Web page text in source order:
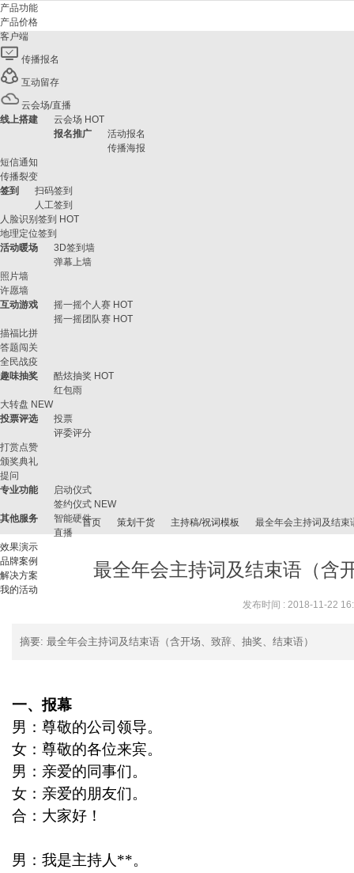
产品功能
产品价格
客户端
传播报名
互动留存
云会场/直播
线上搭建
云会场 HOT
报名推广
活动报名
传播海报
短信通知
传播裂变
签到
扫码签到
人工签到
人脸识别签到 HOT
地理定位签到
活动暖场
3D签到墙
弹幕上墙
照片墙
许愿墙
互动游戏
摇一摇个人赛 HOT
摇一摇团队赛 HOT
描福比拼
答题闯关
全民战疫
趣味抽奖
酷炫抽奖 HOT
红包雨
大转盘 NEW
投票评选
投票
评委评分
打赏点赞
颁奖典礼
提问
专业功能
启动仪式
签约仪式 NEW
其他服务
智能硬件
直播
效果演示
品牌案例
解决方案
我的活动
媒
首页 策划干货 主持稿/祝词模板 最全年会主持词及结束
最全年会主持词及结束语（含
发布时间 : 2018-11-22
摘要: 最全年会主持词及结束语（含开场、致辞、抽奖、结束语）
一、报幕
男：尊敬的公司领导。
女：尊敬的各位来宾。
男：亲爱的同事们。
女：亲爱的朋友们。
合：大家好！
男：我是主持人 **。